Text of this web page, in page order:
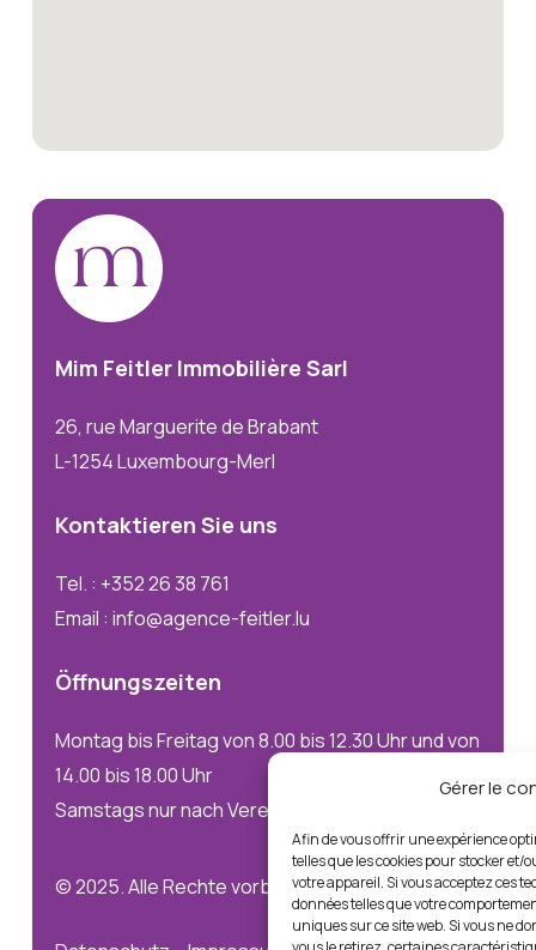
Gérer le
Afin de vous offrir une expérience
telles que les cookies pour stocker
votre appareil. Si vous acceptez ces
données telles que votre
uniques sur ce site web. Si vous ne
Mim Feitler Immobilière Sarl
26, rue Marguerite de Brabant
L-1254 Luxembourg-Merl
Kontaktieren Sie uns
Tel. : +352 26 38 761
Email : info@agence-feitler.lu
Öffnungszeiten
Montag bis Freitag von 8.00 bis 12.30 Uhr und von
14.00 bis 18.00 Uhr
Samstags nur nach Vereinbarung
© 2025. Alle Rechte vorbehalten